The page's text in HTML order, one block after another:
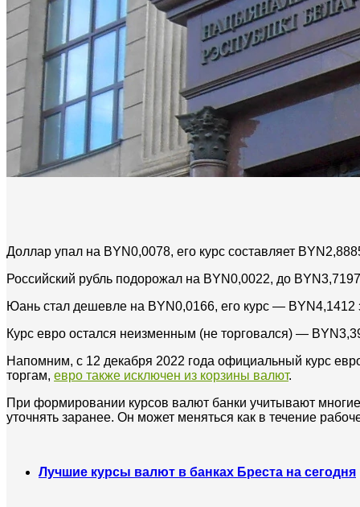
Доллар упал на BYN0,0078, его курс составляет
Российский рубль подорожал на BYN0,0022, до
Юань стал дешевле на BYN0,0166, его курс — BYN4,1412
Курс евро остался неизменным (не торговался) —
Напомним, с 12 декабря 2022 года официальный курс
торгам, евро также исключен из корзины валют.
При формировании курсов валют банки учитывают
уточнять заранее. Он может меняться как в течение
Лучшие курсы валют в банках Бреста на сегодня